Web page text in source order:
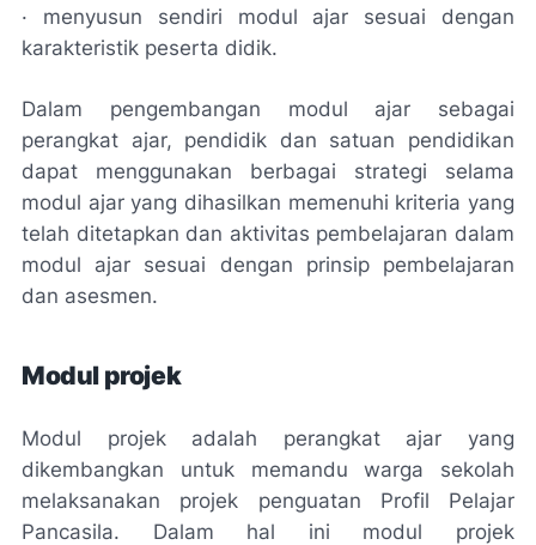
· menyusun sendiri modul ajar sesuai dengan
karakteristik peserta didik.
Dalam pengembangan modul ajar sebagai
perangkat ajar, pendidik dan satuan pendidikan
dapat menggunakan berbagai strategi selama
modul ajar yang dihasilkan memenuhi kriteria yang
telah ditetapkan dan aktivitas pembelajaran dalam
modul ajar sesuai dengan prinsip pembelajaran
dan asesmen.
Modul projek
Modul projek adalah perangkat ajar yang
dikembangkan untuk memandu warga sekolah
melaksanakan projek penguatan Profil Pelajar
Pancasila. Dalam hal ini modul projek